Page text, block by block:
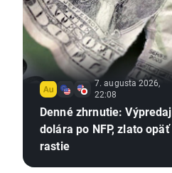
7. augusta 2026,
22:08
Denné zhrnutie: Výpredaj
dolára po NFP, zlato opäť
rastie